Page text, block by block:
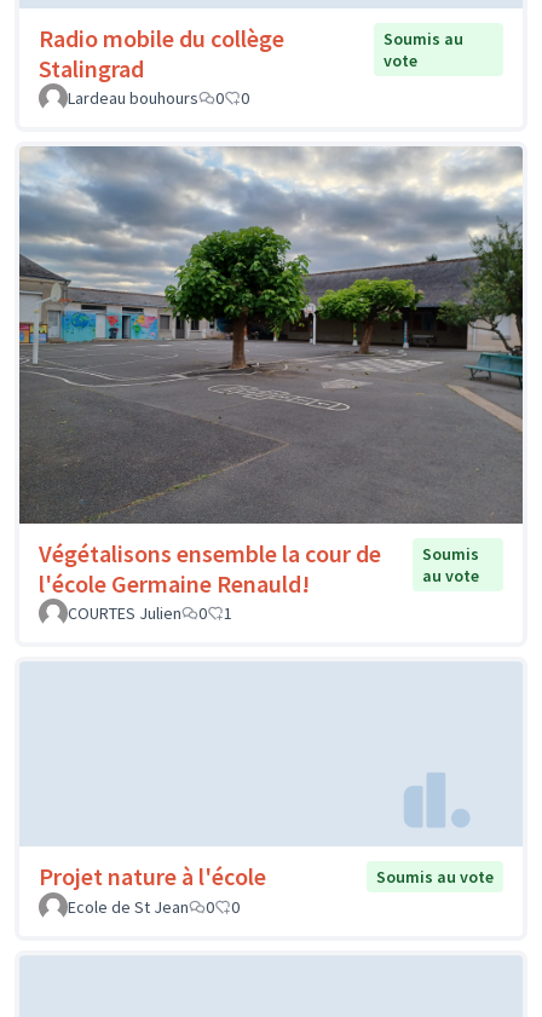
Radio mobile du collège
Stalingrad
Soumis au
vote
Lardeau bouhours
0 0
Végétalisons ensemble la cour de
l'école Germaine Renauld!
Soumis
au vote
COURTES Julien
0 1
Projet nature à l'école
Soumis au vote
Ecole de St Jean
0 0